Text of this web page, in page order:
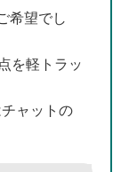
希望でし
を軽トラッ
ャットの